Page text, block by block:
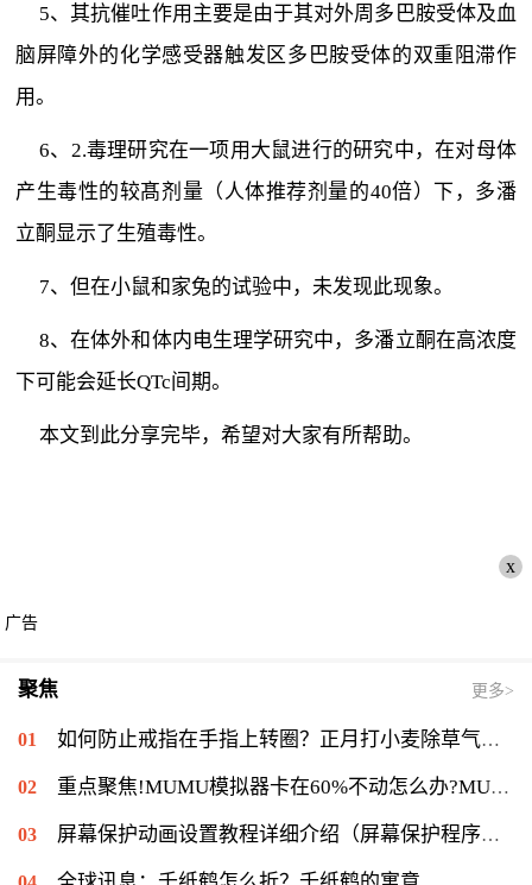
5、其抗催吐作用主要是由于其对外周多巴胺受体及血
脑屏障外的化学感受器触发区多巴胺受体的双重阻滞作
用。
6、2.毒理研究在一项用大鼠进行的研究中，在对母体
产生毒性的较髙剂量（人体推荐剂量的40倍）下，多潘
立酮显示了生殖毒性。
7、但在小鼠和家兔的试验中，未发现此现象。
8、在体外和体内电生理学研究中，多潘立酮在高浓度
下可能会延长QTc间期。
本文到此分享完毕，希望对大家有所帮助。
x
广告
聚焦 更多>
如何防止戒指在手指上转圈？正月打小麦除草气温多少能打？ 全球短讯
重点聚焦!MUMU模拟器卡在60%不动怎么办?MUMU模拟器卡在60%的解决流程
屏幕保护动画设置教程详细介绍（屏幕保护程序等待时间怎么设置）|当前速读